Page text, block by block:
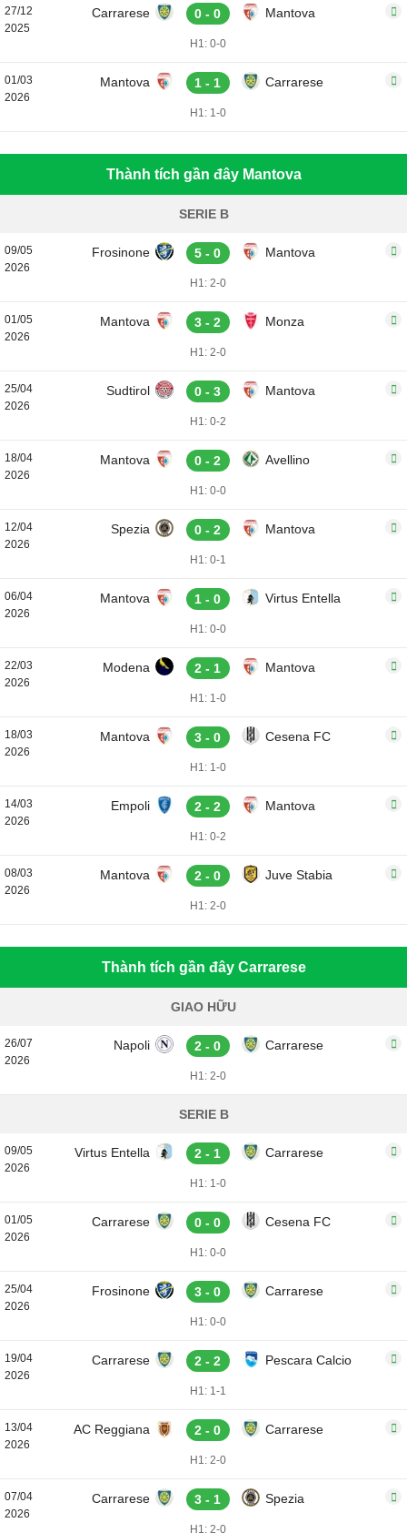
27/12
2025
Carrarese 0 - 0 Mantova
H1: 0-0
01/03
2026
Mantova 1 - 1 Carrarese
H1: 1-0
Thành tích gần đây Mantova
SERIE B
09/05
2026
Frosinone 5 - 0 Mantova
H1: 2-0
01/05
2026
Mantova 3 - 2 Monza
H1: 2-0
25/04
2026
Sudtirol 0 - 3 Mantova
H1: 0-2
18/04
2026
Mantova 0 - 2 Avellino
H1: 0-0
12/04
2026
Spezia 0 - 2 Mantova
H1: 0-1
06/04
2026
Mantova 1 - 0 Virtus Entella
H1: 0-0
22/03
2026
Modena 2 - 1 Mantova
H1: 1-0
18/03
2026
Mantova 3 - 0 Cesena FC
H1: 1-0
14/03
2026
Empoli 2 - 2 Mantova
H1: 0-2
08/03
2026
Mantova 2 - 0 Juve Stabia
H1: 2-0
Thành tích gần đây Carrarese
GIAO HỮU
26/07
2026
Napoli 2 - 0 Carrarese
H1: 2-0
SERIE B
09/05
2026
Virtus Entella 2 - 1 Carrarese
H1: 1-0
01/05
2026
Carrarese 0 - 0 Cesena FC
H1: 0-0
25/04
2026
Frosinone 3 - 0 Carrarese
H1: 0-0
19/04
2026
Carrarese 2 - 2 Pescara Calcio
H1: 1-1
13/04
2026
AC Reggiana 2 - 0 Carrarese
H1: 2-0
07/04
2026
Carrarese 3 - 1 Spezia
H1: 2-0